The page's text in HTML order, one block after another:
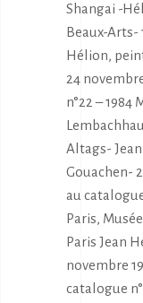
Shangai -
Beaux-Arts-
Hélion,
24
n°22 –
Altags-
Gouachen-
au
Paris,
Paris Jean
novembre
catalogue